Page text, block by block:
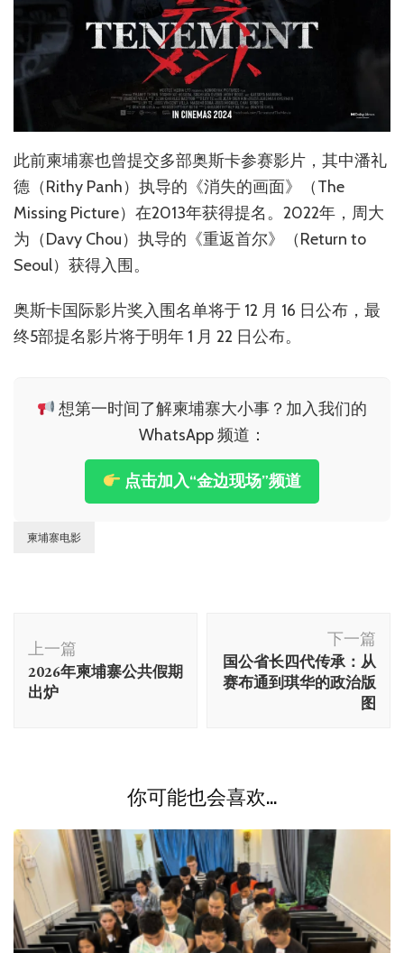
此前柬埔寨也曾提交多部奥斯卡参赛影片，其中潘礼
德（Rithy Panh）执导的《消失的画面》（The
Missing Picture）在2013年获得提名。2022年，周大
为（Davy Chou）执导的《重返首尔》（Return to
Seoul）获得入围。
奥斯卡国际影片奖入围名单将于 12 月 16 日公布，最
终5部提名影片将于明年 1 月 22 日公布。
想第一时间了解柬埔寨大小事？加入我们的
WhatsApp 频道：
点击加入“金边现场”频道
柬埔寨电影
文
导
航
上一篇
2026年柬埔寨公共假期
出炉
下一篇
国公省长四代传承：从
赛布通到琪华的政治版
图
你可能也会喜欢...